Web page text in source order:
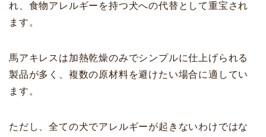
れ、食物アレルギーを持つ犬への代替として重宝され
ます。
馬アキレスは加熱乾燥のみでシンプルに仕上げられる
製品が多く、複数の原材料を避けたい場合に適してい
ます。
ただし、全ての犬でアレルギーが起きないわけではな